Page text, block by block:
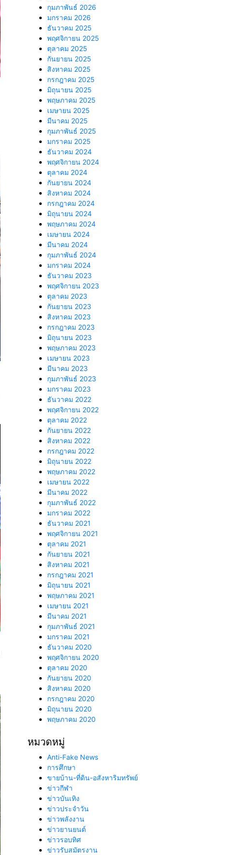
กุมภาพันธ์ 2026
มกราคม 2026
ธันวาคม 2025
พฤศจิกายน 2025
ตุลาคม 2025
กันยายน 2025
สิงหาคม 2025
กรกฎาคม 2025
มิถุนายน 2025
พฤษภาคม 2025
เมษายน 2025
มีนาคม 2025
กุมภาพันธ์ 2025
มกราคม 2025
ธันวาคม 2024
พฤศจิกายน 2024
ตุลาคม 2024
กันยายน 2024
สิงหาคม 2024
กรกฎาคม 2024
มิถุนายน 2024
พฤษภาคม 2024
เมษายน 2024
มีนาคม 2024
กุมภาพันธ์ 2024
มกราคม 2024
ธันวาคม 2023
พฤศจิกายน 2023
ตุลาคม 2023
กันยายน 2023
สิงหาคม 2023
กรกฎาคม 2023
มิถุนายน 2023
พฤษภาคม 2023
เมษายน 2023
มีนาคม 2023
กุมภาพันธ์ 2023
มกราคม 2023
ธันวาคม 2022
พฤศจิกายน 2022
ตุลาคม 2022
กันยายน 2022
สิงหาคม 2022
กรกฎาคม 2022
มิถุนายน 2022
พฤษภาคม 2022
เมษายน 2022
มีนาคม 2022
กุมภาพันธ์ 2022
มกราคม 2022
ธันวาคม 2021
พฤศจิกายน 2021
ตุลาคม 2021
กันยายน 2021
สิงหาคม 2021
กรกฎาคม 2021
มิถุนายน 2021
พฤษภาคม 2021
เมษายน 2021
มีนาคม 2021
กุมภาพันธ์ 2021
มกราคม 2021
ธันวาคม 2020
พฤศจิกายน 2020
ตุลาคม 2020
กันยายน 2020
สิงหาคม 2020
กรกฎาคม 2020
มิถุนายน 2020
พฤษภาคม 2020
หมวดหมู่
Anti-Fake News
การศึกษา
ขายบ้าน-ที่ดิน-อสังหาริมทรัพย์
ข่าวกีฬา
ข่าวบันเทิง
ข่าวประจำวัน
ข่าวพลังงาน
ข่าวยานยนต์
ข่าวรอบทิศ
ข่าวรับสมัตรงาน